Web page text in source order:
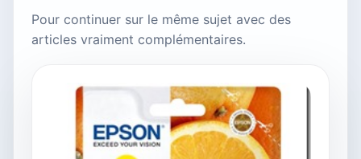
Pour continuer sur le même sujet avec des
articles vraiment complémentaires.